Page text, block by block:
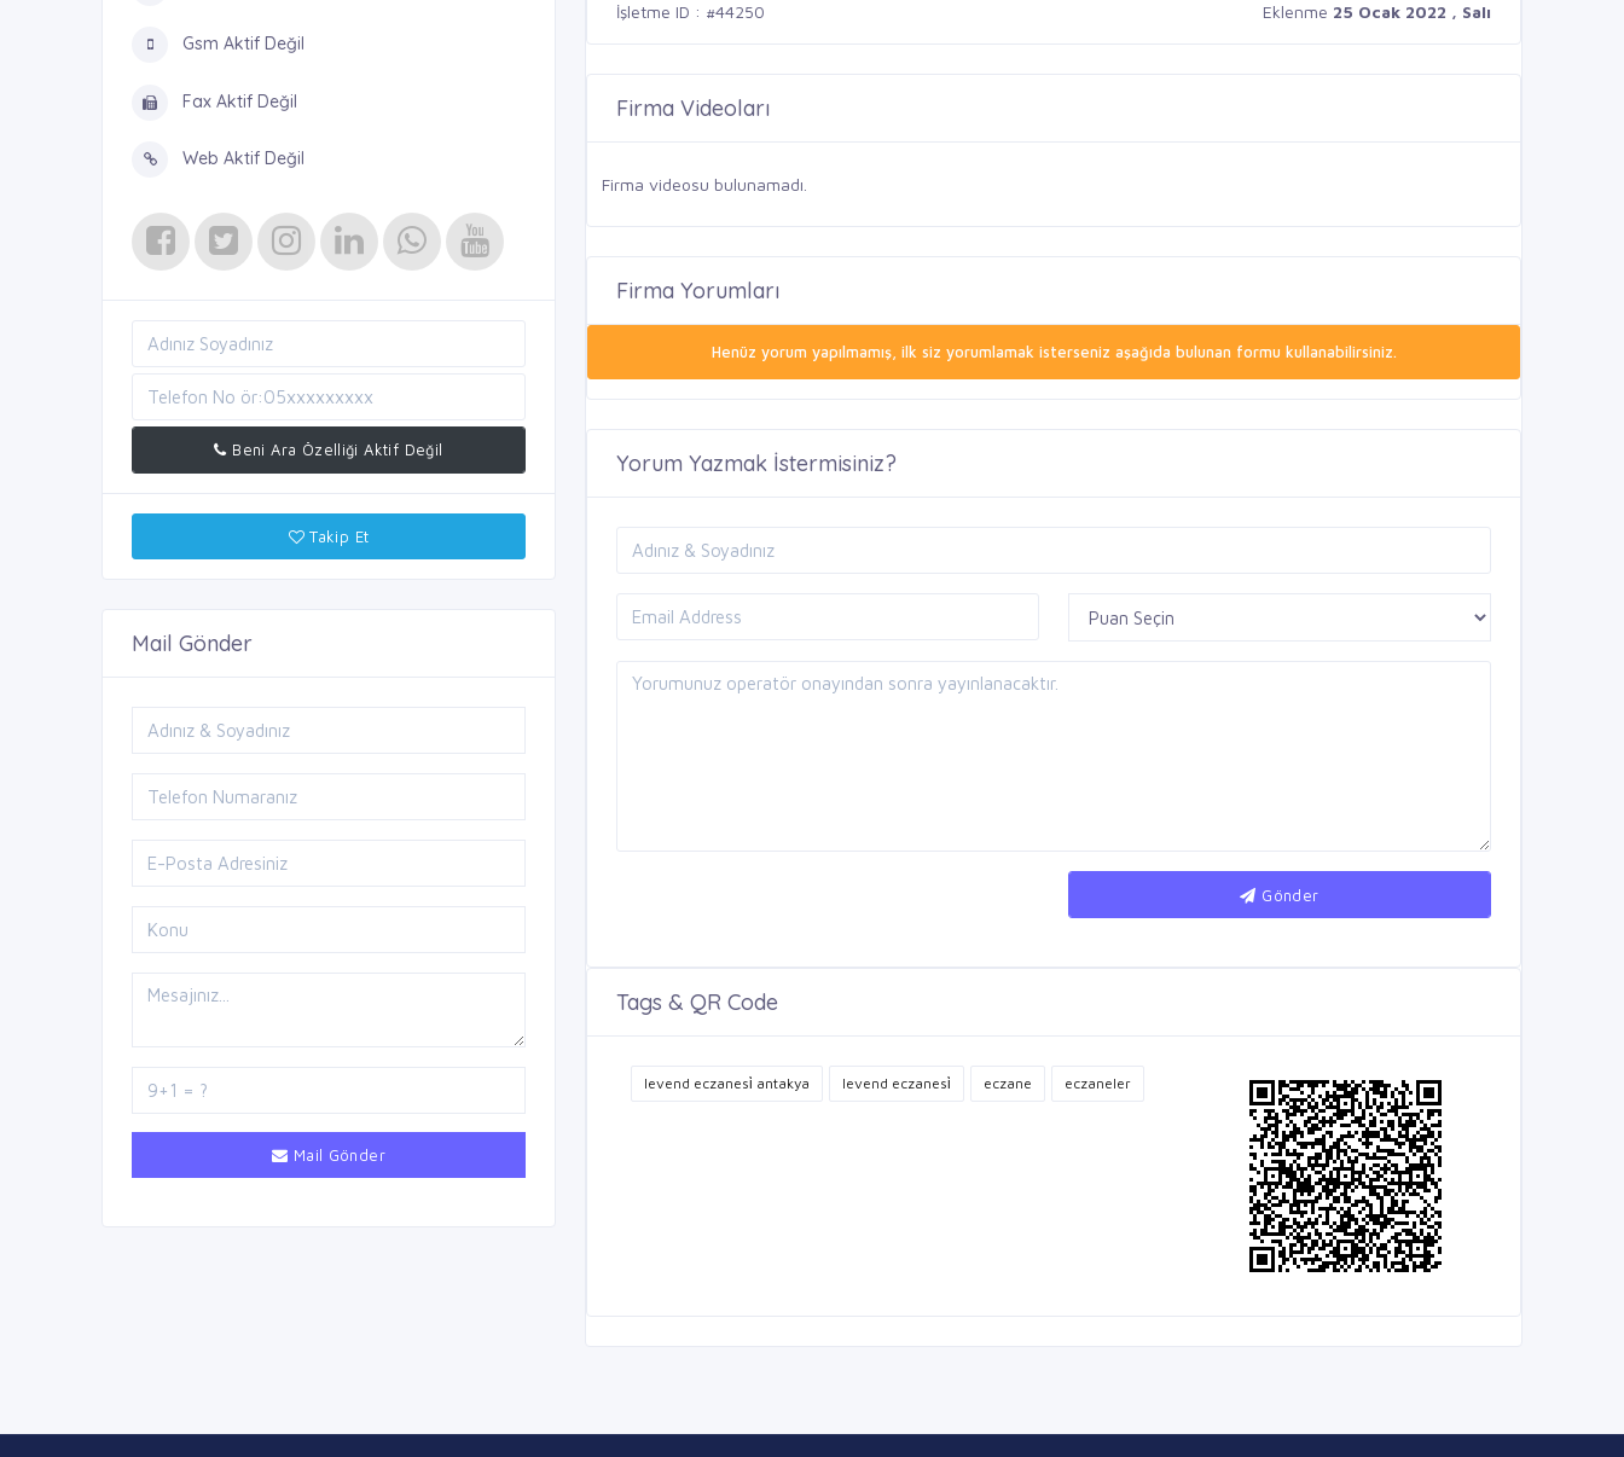
Gsm Aktif Değil
Fax Aktif Değil
Web Aktif Değil
Beni Ara Özelliği Aktif Değil
Takip Et
Mail Gönder
Mail Gönder
İşletme ID : #44250 Eklenme 25 Ocak 2022 , Salı
Firma Videoları
Firma videosu bulunamadı.
Firma Yorumları
Henüz yorum yapılmamış, ilk siz yorumlamak isterseniz aşağıda bulunan formu kullanabilirsiniz.
Yorum Yazmak İstermisiniz?
Gönder
Tags & QR Code
levend eczanesi̇ antakya levend eczanesi̇ eczane eczaneler